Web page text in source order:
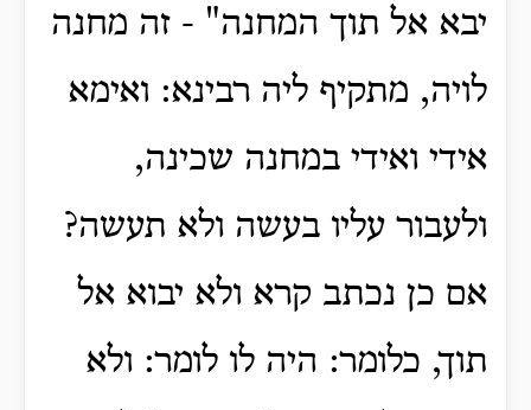
יבא אל תוך המחנה" - זה מחנה
לויה, מתקיף ליה רבינא: ואימא
אידי ואידי במחנה שכינה,
ולעבור עליו בעשה ולא תעשה?
אם כן נכתב קרא ולא יבוא אל
תוך, כלומר: היה לו לומר: ולא